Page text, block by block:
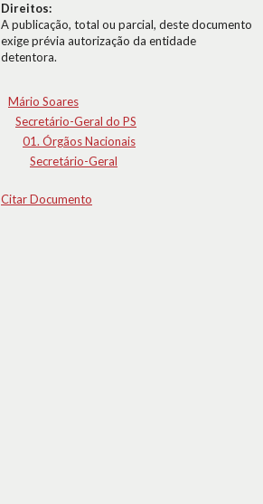
Direitos:
A publicação, total ou parcial, deste documento
exige prévia autorização da entidade
detentora.
Mário Soares
Secretário-Geral do PS
01. Órgãos Nacionais
Secretário-Geral
Citar Documento